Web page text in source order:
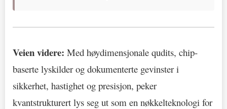
Veien videre: Med høydimensjonale qudits, chip-
baserte lyskilder og dokumenterte gevinster i
sikkerhet, hastighet og presisjon, peker
kvantstrukturert lys seg ut som en nøkkelteknologi for